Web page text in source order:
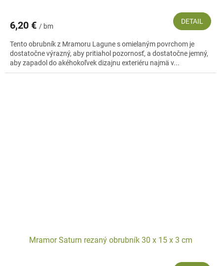
6,20 € / bm
DETAIL
Tento obrubník z Mramoru Lagune s omielaným povrchom je
dostatočne výrazný, aby pritiahol pozornosť, a dostatočne jemný,
aby zapadol do akéhokoľvek dizajnu exteriéru najmä v...
Mramor Saturn rezaný obrubník 30 x 15 x 3 cm